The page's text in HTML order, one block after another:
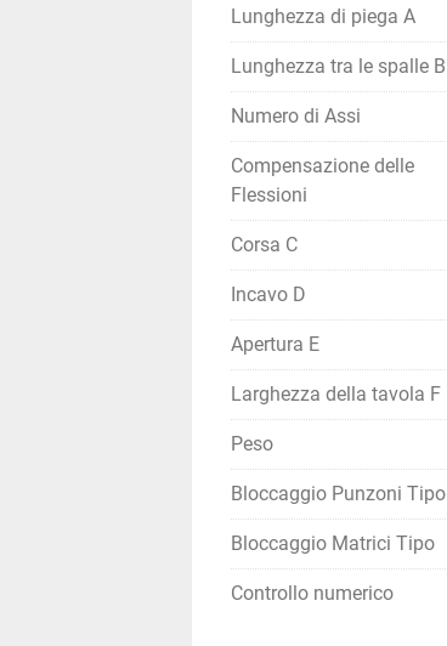
Lunghezza di piega A
Lunghezza tra le spalle B
Numero di Assi
Compensazione delle
Flessioni
Corsa C
Incavo D
Apertura E
Larghezza della tavola F
Peso
Bloccaggio Punzoni Tipo
Bloccaggio Matrici Tipo
Controllo numerico